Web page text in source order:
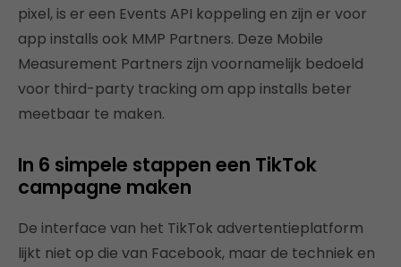
pixel, is er een Events API koppeling en zijn er voor
app installs ook MMP Partners. Deze Mobile
Measurement Partners zijn voornamelijk bedoeld
voor third-party tracking om app installs beter
meetbaar te maken.
In 6 simpele stappen een TikTok
campagne maken
De interface van het TikTok advertentieplatform
lijkt niet op die van Facebook, maar de techniek en